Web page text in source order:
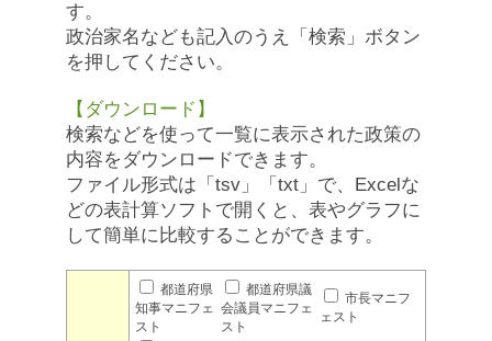
す。
政治家名なども記入のうえ「検索」ボタン
を押してください。
【ダウンロード】
検索などを使って一覧に表示された政策の
内容をダウンロードできます。
ファイル形式は「tsv」「txt」で、Excelな
どの表計算ソフトで開くと、表やグラフに
して簡単に比較することができます。
都道府県
知事マニフェ
スト
都道府県議
会議員マニフェ
スト
市長マニフ
ェスト